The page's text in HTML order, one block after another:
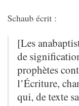
Schaub écrit :
[Les
de
prophètes
l’Écriture,
qui, de texte